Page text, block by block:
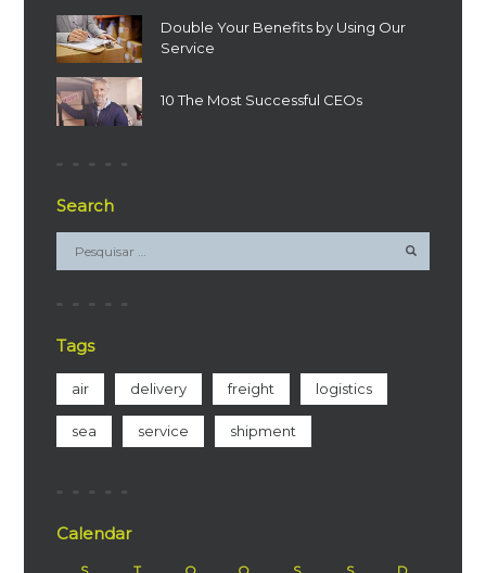
Double Your Benefits by Using Our
Service
10 The Most Successful CEOs
Search
Tags
air delivery freight logistics
sea service shipment
Calendar